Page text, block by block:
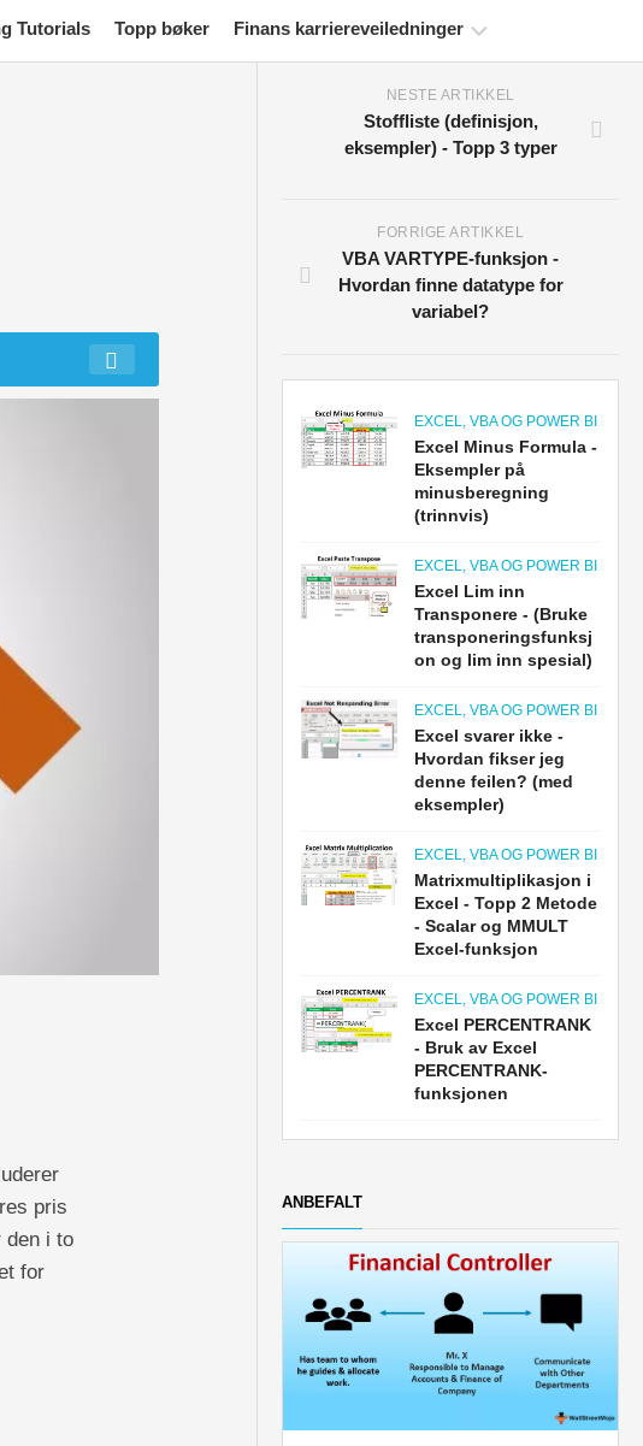
Tutorials Topp bøker Finans karriereveiledninger
økonomisertifisering
modelleringsveiledninger
Fullstendig
pris
den i to
for
NESTE ARTIKKEL
Stoffliste (definisjon,
eksempler) - Topp 3 typer
FORRIGE ARTIKKEL
VBA VARTYPE-funksjon -
Hvordan finne datatype for
variabel?
EXCEL, VBA OG POWER BI
Excel Minus Formula -
Eksempler på
minusberegning
(trinnvis)
EXCEL, VBA OG POWER BI
Excel Lim inn
Transponere - (Bruke
transponeringsfunksj
on og lim inn spesial)
EXCEL, VBA OG POWER BI
Excel svarer ikke -
Hvordan fikser jeg
denne feilen? (med
eksempler)
EXCEL, VBA OG POWER BI
Matrixmultiplikasjon i
Excel - Topp 2 Metode
- Scalar og MMULT
Excel-funksjon
EXCEL, VBA OG POWER BI
Excel PERCENTRANK
- Bruk av Excel
PERCENTRANK-
funksjonen
ANBEFALT